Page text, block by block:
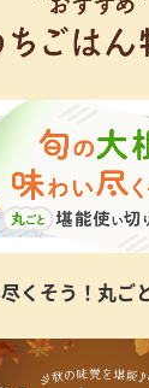
くそう！丸ご